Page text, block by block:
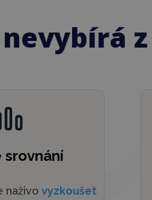
srovnání
naživo vyzkoušet